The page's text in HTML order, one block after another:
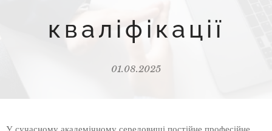
кваліфікації
01.08.2025